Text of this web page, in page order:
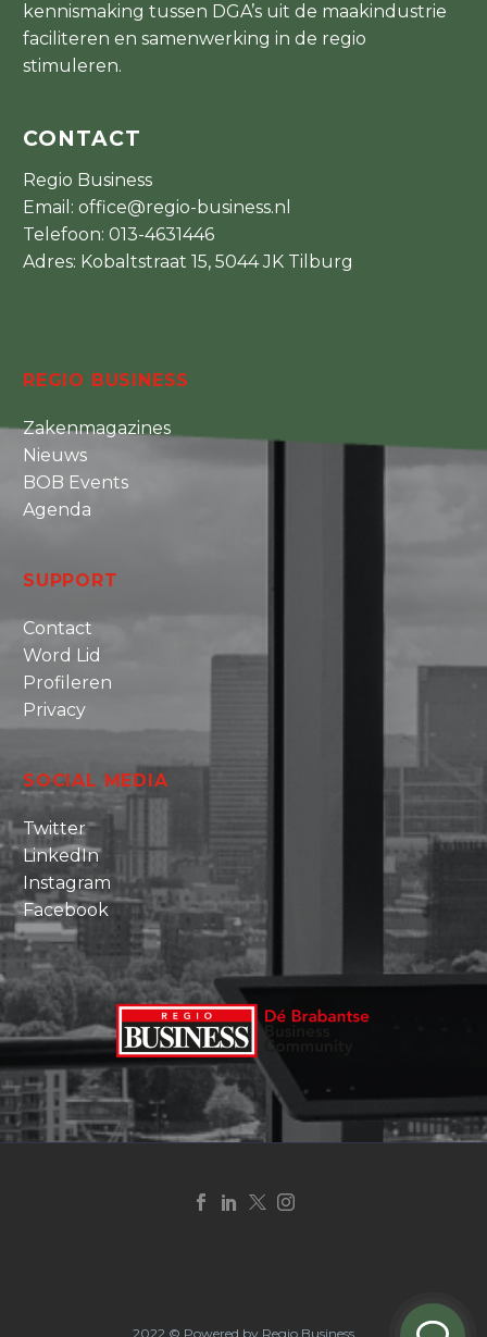
kennismaking tussen DGA’s uit de maakindustrie
faciliteren en samenwerking in de regio
stimuleren.
CONTACT
Regio Business
Email: office@regio-business.nl
Telefoon: 013-4631446
Adres: Kobaltstraat 15, 5044 JK Tilburg
REGIO BUSINESS
Zakenmagazines
Nieuws
BOB Events
Agenda
SUPPORT
Contact
Word Lid
Profileren
Privacy
SOCIAL MEDIA
Twitter
LinkedIn
Instagram
Facebook
2022 © Powered by Regio Business